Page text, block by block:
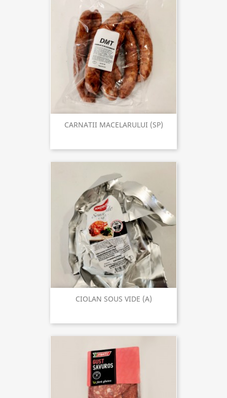
CARNATII MACELARULUI (SP)
CIOLAN SOUS VIDE (A)